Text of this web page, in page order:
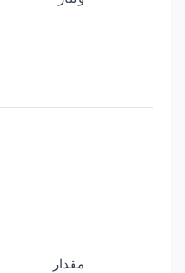
مقدار